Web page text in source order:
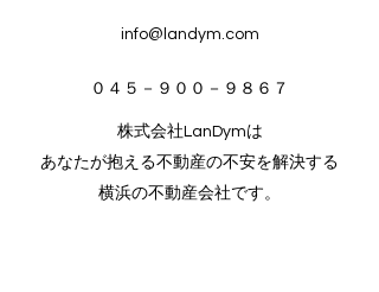
info@landym.com
０４５－９００－９８６７
株式会社LanDymは
あなたが抱える不動産の不安を解決する
横浜の不動産会社です。